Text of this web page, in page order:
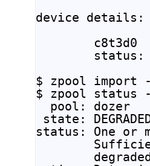
device details:
c8t3d0
status:
$ zpool import
$ zpool status
  pool: dozer
state:
status: One or